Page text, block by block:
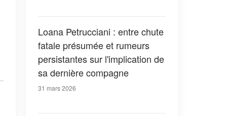
Loana Petrucciani : entre chute
fatale présumée et rumeurs
persistantes sur l'implication de
sa dernière compagne
31 mars 2026